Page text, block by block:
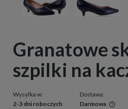
Granatowe
szpilki na
Wysyłka w:
2-3 dni roboczych
Dostawa:
Darmowa